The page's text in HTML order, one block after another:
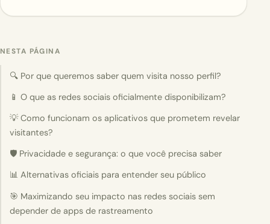
NESTA PÁGINA
🔍 Por que queremos saber quem visita nosso perfil?
📱 O que as redes sociais oficialmente disponibilizam?
💡 Como funcionam os aplicativos que prometem revelar
visitantes?
🛡️ Privacidade e segurança: o que você precisa saber
📊 Alternativas oficiais para entender seu público
🎯 Maximizando seu impacto nas redes sociais sem
depender de apps de rastreamento